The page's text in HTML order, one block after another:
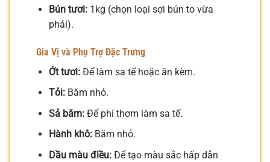
Bún tươi:1kg (chọn loại sợi bún to vừa
phải).
Gia Vị và Phụ Trợ Đặc Trưng
Ớt tươi:Để làm sa tế hoặc ăn kèm.
Tỏi:Băm nhỏ.
Sả băm:Để phi thơm làm sa tế.
Hành khô:Băm nhỏ.
Dầu màu điều:Để tạo màu sắc hấp dẫn